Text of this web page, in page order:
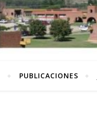
PUBLICACIONES